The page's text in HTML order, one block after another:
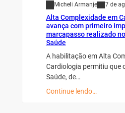
Micheli Armanje 7 de
Alta Complexidade em
avança com primeiro
marcapasso realizado
Saúde
A habilitação em Alta
Cardiologia permitiu que
Saúde, de…
Continue lendo…